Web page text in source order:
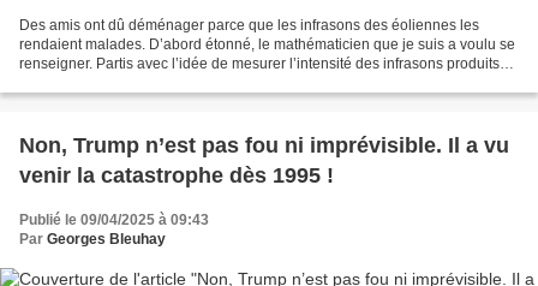
Des amis ont dû déménager parce que les infrasons des éoliennes les
rendaient malades. D’abord étonné, le mathématicien que je suis a voulu se
renseigner. Partis avec l’idée de mesurer l’intensité des infrasons produits
Non, Trump n’est pas fou ni imprévisible. Il a vu
venir la catastrophe dès 1995 !
Publié le 09/04/2025 à 09:43
Par Georges Bleuhay